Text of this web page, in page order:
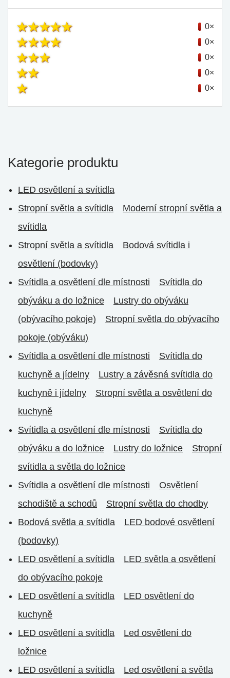
0×
0×
0×
0×
0×
Kategorie produktu
LED osvětlení a svítidla
Stropní světla a svítidla
Moderní stropní světla a
svítidla
Stropní světla a svítidla
Bodová svítidla i
osvětlení (bodovky)
Svítidla a osvětlení dle místnosti
Svítidla do
obýváku a do ložnice
Lustry do obýváku
(obývacího pokoje)
Stropní světla do obývacího
pokoje (obýváku)
Svítidla a osvětlení dle místnosti
Svítidla do
kuchyně a jídelny
Lustry a závěsná svítidla do
kuchyně i jídelny
Stropní světla a osvětlení do
kuchyně
Svítidla a osvětlení dle místnosti
Svítidla do
obýváku a do ložnice
Lustry do ložnice
Stropní
svítidla a světla do ložnice
Svítidla a osvětlení dle místnosti
Osvětlení
schodiště a schodů
Stropní světla do chodby
Bodová světla a svítidla
LED bodové osvětlení
(bodovky)
LED osvětlení a svítidla
LED světla a osvětlení
do obývacího pokoje
LED osvětlení a svítidla
LED osvětlení do
kuchyně
LED osvětlení a svítidla
Led osvětlení do
ložnice
LED osvětlení a svítidla
Led osvětlení a světla